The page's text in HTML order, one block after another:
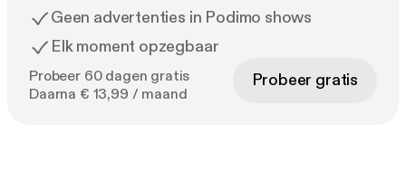
Geen advertenties in Podimo shows
Elk moment opzegbaar
Probeer 60 dagen gratis
Daarna € 13,99 / maand
Probeer gratis